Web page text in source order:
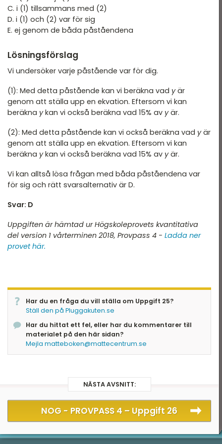
C. i (1) tillsammans med (2)
D. i (1) och (2) var för sig
E. ej genom de båda påståendena
Lösningsförslag
Vi undersöker varje påstående var för dig.
(1): Med detta påstående kan vi beräkna vad yär
genom att ställa upp en ekvation. Eftersom vi kan
beräkna ykan vi också beräkna vad 15% av yär.
(2): Med detta påstående kan vi också beräkna vad yär
genom att ställa upp en ekvation. Eftersom vi kan
beräkna ykan vi också beräkna vad 15% av yär.
Vi kan alltså lösa frågan med båda påståendena var
för sig och rätt svarsalternativ är D.
Svar: D
Uppgiften är hämtad ur Högskoleprovets kvantitativa
del version 1 vårterminen 2018, Provpass 4 - Ladda ner
provet här.
Har du en fråga du vill ställa om Uppgift 25?
Ställ den på Pluggakuten.se
Har du hittat ett fel, eller har du kommentarer till
materialet på den här sidan?
Mejla matteboken@mattecentrum.se
NÄSTA AVSNITT:
NOG - PROVPASS 4 – Uppgift 26
2022
2022 - maj
2021
2021
2018
DTK - Provpass 4
2017
2014
2013